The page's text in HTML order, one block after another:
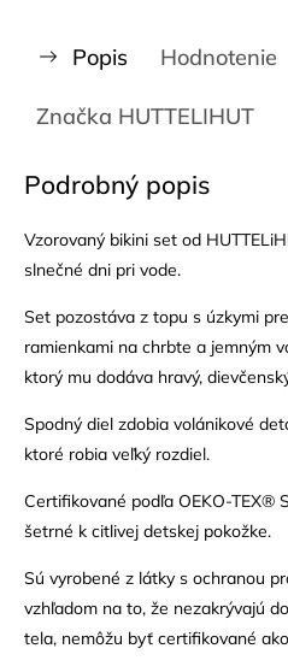
Popis Hodnotenie
Značka HUTTELIHUT
Podrobný popis
Vzorovaný bikini set od
slnečné dni pri vode.
Set pozostáva z topu s úzkymi
ramienkami na chrbte a jemným
ktorý mu dodáva hravý,
Spodný diel zdobia volánikové
ktoré robia veľký rozdiel.
Certifikované podľa OEKO-TEX®
šetrné k citlivej detskej pokožke.
Sú vyrobené z látky s ochranou
vzhľadom na to, že nezakrývajú
tela, nemôžu byť certifikované